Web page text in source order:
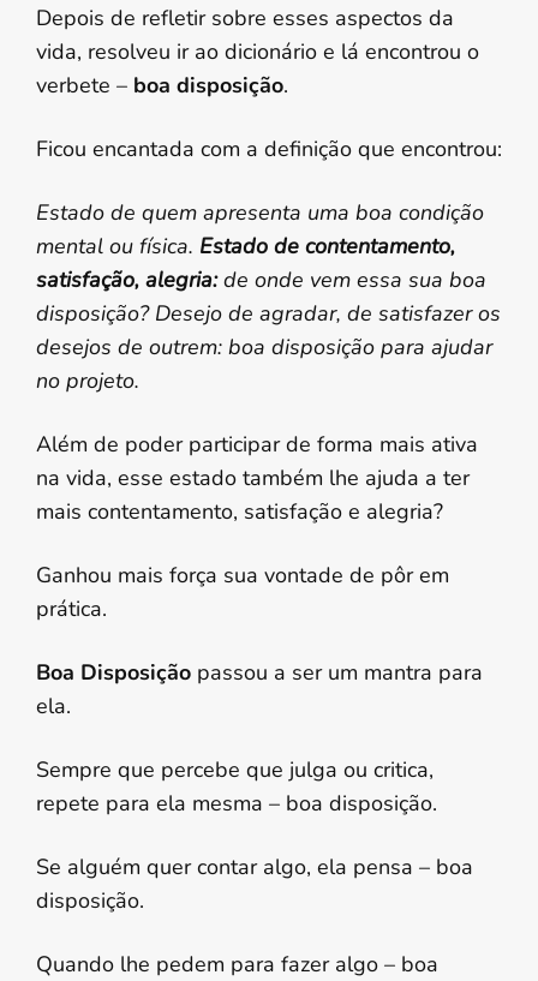
Depois de refletir sobre esses aspectos da
vida, resolveu ir ao dicionário e lá encontrou o
verbete – boa disposição.
Ficou encantada com a definição que encontrou:
Estado de quem apresenta uma boa condição
mental ou física. Estado de contentamento,
satisfação, alegria:de onde vem essa sua boa
disposição? Desejo de agradar, de satisfazer os
desejos de outrem: boa disposição para ajudar
no projeto.
Além de poder participar de forma mais ativa
na vida, esse estado também lhe ajuda a ter
mais contentamento, satisfação e alegria?
Ganhou mais força sua vontade de pôr em
prática.
Boa Disposição passou a ser um mantra para
ela.
Sempre que percebe que julga ou critica,
repete para ela mesma – boa disposição.
Se alguém quer contar algo, ela pensa – boa
disposição.
Quando lhe pedem para fazer algo – boa